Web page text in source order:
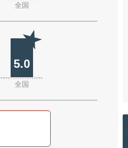
全国
5.0
全国